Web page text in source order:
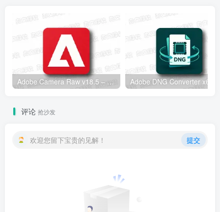
Adobe Camera Raw v18.5 – 专业RAW图像处理工具
评论 抢沙发
欢迎您留下宝贵的见解！ 提交